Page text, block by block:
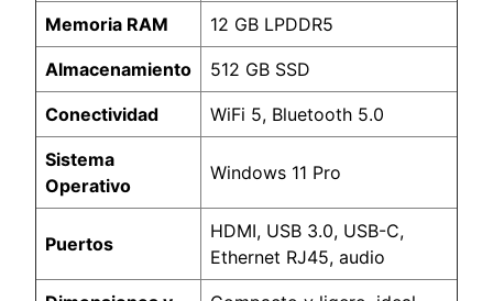
Memoria RAM 12 GB LPDDR5
Almacenamiento 512 GB SSD
Conectividad WiFi 5, Bluetooth 5.0
Sistema
Operativo
Windows 11 Pro
Puertos
HDMI, USB 3.0, USB-C,
Ethernet RJ45, audio